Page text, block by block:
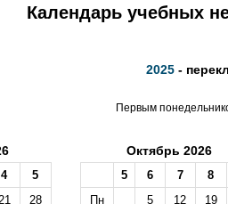
Календарь учебных
2025 -
Первым
4
5
28
Октябрь 2026
5 6 7
8
Пн
5 12
19